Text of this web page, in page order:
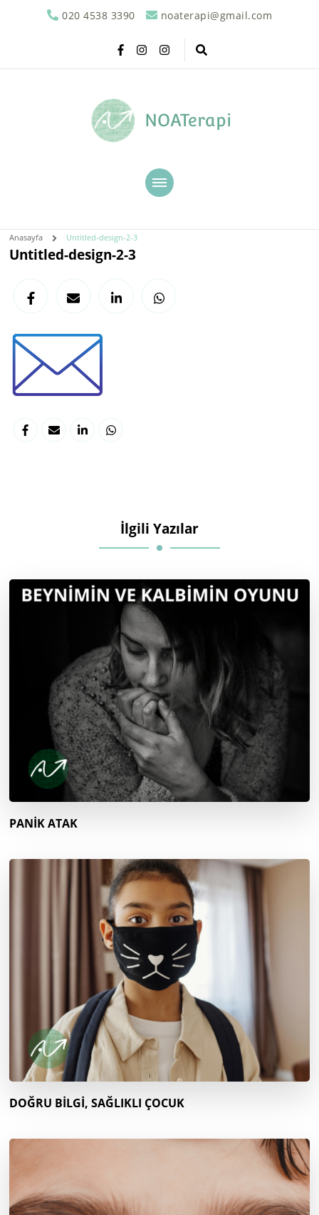
020 4538 3390 noaterapi@gmail.com
NOATerapi
Anasayfa Untitled-design-2-3
Untitled-design-2-3
İlgili Yazılar
PANİK ATAK
DOĞRU BİLGİ, SAĞLIKLI ÇOCUK